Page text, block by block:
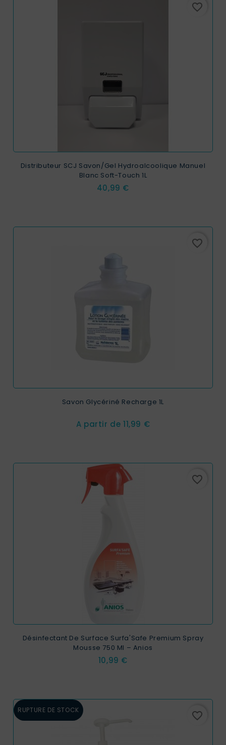
favorite_border
Distributeur SCJ Savon/Gel Hydroalcoolique Manuel
Blanc Soft-Touch 1L
Prix
40,99 €
favorite_border
Savon Glycériné Recharge 1L
A partir de Prix
11,99 €
favorite_border
Désinfectant De Surface Surfa'Safe Premium Spray
Mousse 750 Ml – Anios
Prix
10,99 €
RUPTURE DE STOCK favorite_border